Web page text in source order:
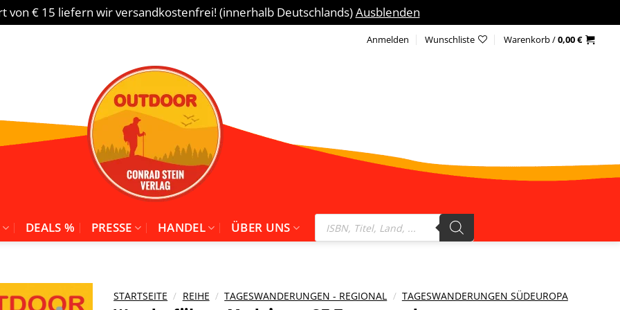
von € 15 liefern wir versandkostenfrei! (innerhalb Deutschlands)Ausblenden
Anmelden Wunschliste Warenkorb /0,00€
DEALS % PRESSE HANDEL ÜBER UNS
Products
search
STARTSEITE / REIHE / TAGESWANDERUNGEN - REGIONAL / TAGESWANDERUNGEN SÜDEUROPA